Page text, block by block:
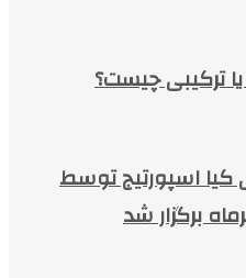
ترکیبی چیست؟
اسپورتیج توسط
برگزار شد